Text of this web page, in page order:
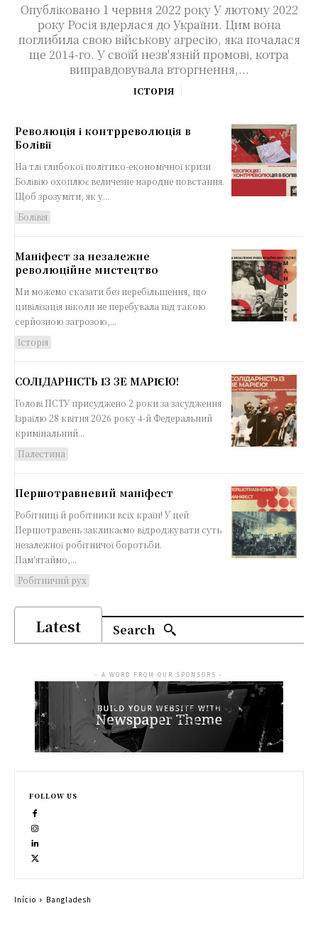
Опубліковано 1 червня 2022 року У лютому 2022
року Росія вдерлася до України. Цим вона
поглибила свою військову агресію, яка почалася
ще 2014-го. У своїй незв'язній промові, котра
виправдовувала вторгнення,...
ІСТОРІЯ
Революція і контрреволюція в
Болівії
На тлі глибокої політико-економічної кризи
Болівію охоплює величезне народне повстання.
Щоб зрозуміти, як у...
Болівія
Маніфест за незалежне
революційне мистецтво
Ми можемо сказати без перебільшення, що
цивілізація ніколи не перебувала під такою
серйозною загрозою,...
Історія
СОЛІДАРНІСТЬ ІЗ ЗЕ МАРІЄЮ!
Голові ПСТУ присуджено 2 роки за засудження
Ізраїлю 28 квітня 2026 року 4-й Федеральний
кримінальний...
Палестина
Першотравневий маніфест
Робітниці й робітники всіх країн! У цей
Першотравень закликаємо відроджувати суть
незалежної робітничої боротьби.
Пам'ятаймо,...
Робітничий рух
Latest Search
- A WORD FROM OUR SPONSORS -
FOLLOW US
Início Bangladesh